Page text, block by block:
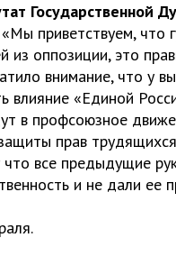
Государственной
«Мы приветствуем, что
оппозиции, это
внимание, что у
влияние «Единой
в профсоюзное
прав
что все предыдущие
и не дали ее